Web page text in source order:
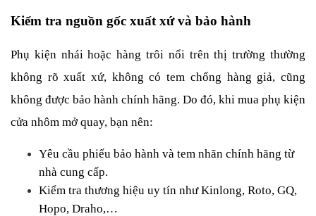
Kiểm tra nguồn gốc xuất xứ và bảo hành
Phụ kiện nhái hoặc hàng trôi nổi trên thị trường thường
không rõ xuất xứ, không có tem chống hàng giả, cũng
không được bảo hành chính hãng. Do đó, khi mua phụ kiện
cửa nhôm mở quay, bạn nên:
Yêu cầu phiếu bảo hành và tem nhãn chính hãng từ
nhà cung cấp.
Kiểm tra thương hiệu uy tín như Kinlong, Roto, GQ,
Hopo, Draho,…